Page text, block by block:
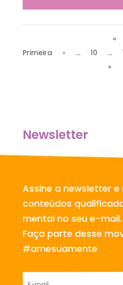
«
Primeira
« ... 10 ...
»
Newsletter
Assine a newsletter e
conteúdos
mental no seu e-mail.
Faça parte desse
#amesuamente